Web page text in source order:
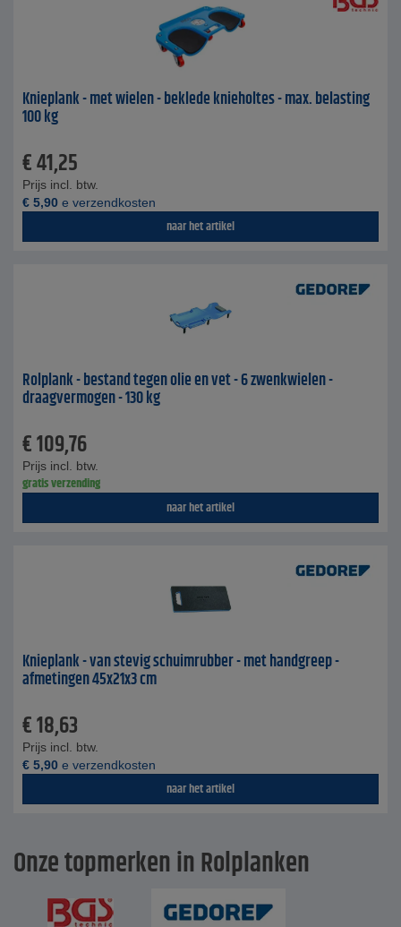
Knieplank - met wielen - beklede knieholtes - max. belasting
100 kg
€41,25
Prijs incl. btw.
€ 5,90 e verzendkosten
naar het artikel
Rolplank - bestand tegen olie en vet - 6 zwenkwielen -
draagvermogen - 130 kg
€109,76
Prijs incl. btw.
gratis verzending
naar het artikel
Knieplank - van stevig schuimrubber - met handgreep -
afmetingen 45x21x3 cm
€18,63
Prijs incl. btw.
€ 5,90 e verzendkosten
naar het artikel
Onze topmerken in Rolplanken